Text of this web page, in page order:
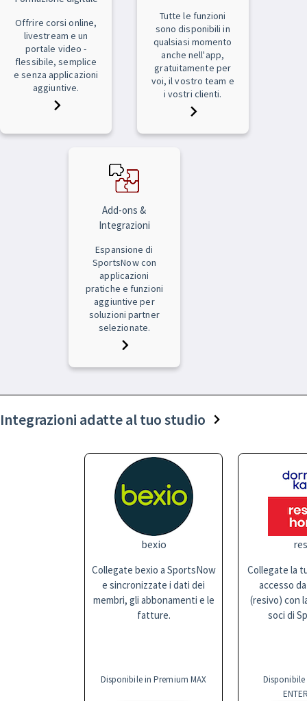
Offrire corsi online,
livestream e un
portale video -
flessibile, semplice
e senza applicazioni
aggiuntive.
Tutte le funzioni
sono disponibili in
qualsiasi momento
anche nell'app,
gratuitamente per
voi, il vostro team e
i vostri clienti.
Add-ons &
Integrazioni
Espansione di
SportsNow con
applicazioni
pratiche e funzioni
aggiuntive per
soluzioni partner
selezionate.
Integrazioni adatte al tuo studio
bexio
Collegate bexio a SportsNow
e sincronizzate i dati dei
membri, gli abbonamenti e le
fatture.
Disponibile in Premium MAX
Collegate la
accesso
(resivo) con
soci di